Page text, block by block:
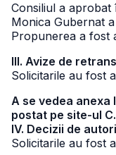
Consiliul a aprobat
Monica Gubernat
Propunerea a fost
III. Avize de
Solicitarile au fost
A se vedea
postat pe site-ul
IV. Decizii de
Solicitarile au fost